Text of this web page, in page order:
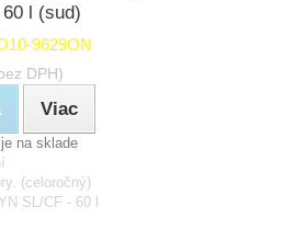
l (sud)
9629ON
DPH)
Viac
na sklade